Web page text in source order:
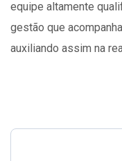
equipe altamente
gestão que
auxiliando assim na